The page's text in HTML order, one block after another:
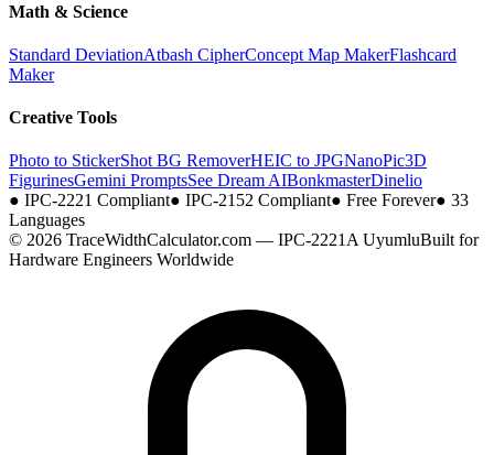
Math & Science
Standard DeviationAtbash CipherConcept Map MakerFlashcard
Maker
Creative Tools
Photo to StickerShot BG RemoverHEIC to JPGNanoPic3D
FigurinesGemini PromptsSee Dream AIBonkmasterDinelio
● IPC-2221 Compliant● IPC-2152 Compliant● Free Forever● 33
Languages
© 2026 TraceWidthCalculator.com — IPC-2221A UyumluBuilt for
Hardware Engineers Worldwide